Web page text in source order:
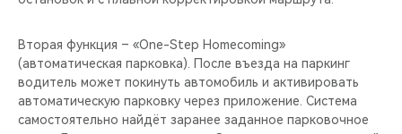
Вторая функция – «One-Step Homecoming»
(автоматическая парковка). После въезда на паркинг
водитель может покинуть автомобиль и активировать
автоматическую парковку через приложение. Система
самостоятельно найдёт заранее заданное парковочное